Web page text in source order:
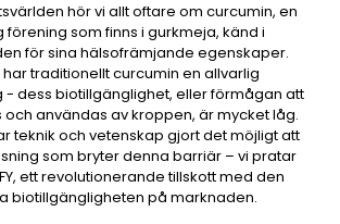
hör vi allt oftare om curcumin, en
förening som finns i gurkmeja, känd i
för sina hälsofrämjande egenskaper.
har traditionellt curcumin en allvarlig
- dess biotillgänglighet, eller förmågan att
användas av kroppen, är mycket låg.
teknik och vetenskap gjort det möjligt att
som bryter denna barriär – vi pratar
ett revolutionerande tillskott med den
biotillgängligheten på marknaden.